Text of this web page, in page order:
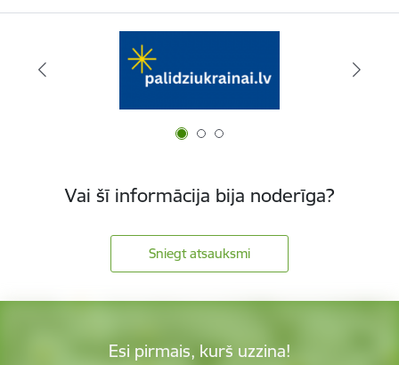
Vai šī informācija bija noderīga?
Sniegt atsauksmi
Esi pirmais, kurš uzzina!